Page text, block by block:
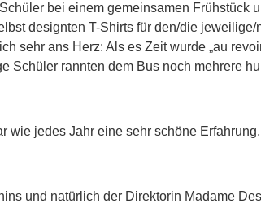
bei einem gemeinsamen Frühstück
designten T-Shirts für den/die jeweilige/
sehr ans Herz: Als es Zeit wurde „au
Schüler rannten dem Bus noch mehrere
wie jedes Jahr eine sehr schöne
und natürlich der Direktorin Madame